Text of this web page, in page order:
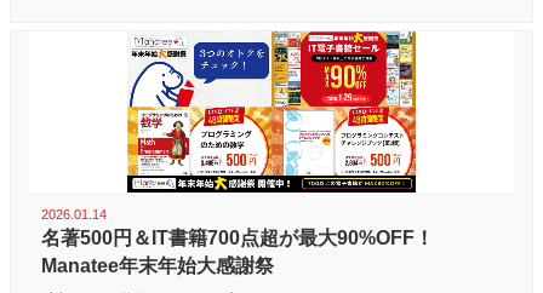
2026.01.14
名著500円＆IT書籍700点超が最大90%OFF！
Manatee年末年始大感謝祭